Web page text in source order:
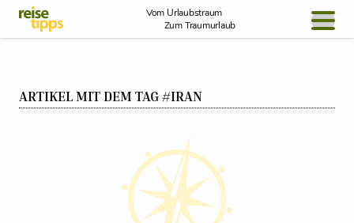
Skip to Content
Vom Urlaubstraum
Zum Traumurlaub
NEWS
ARTIKEL MIT DEM TAG #IRAN